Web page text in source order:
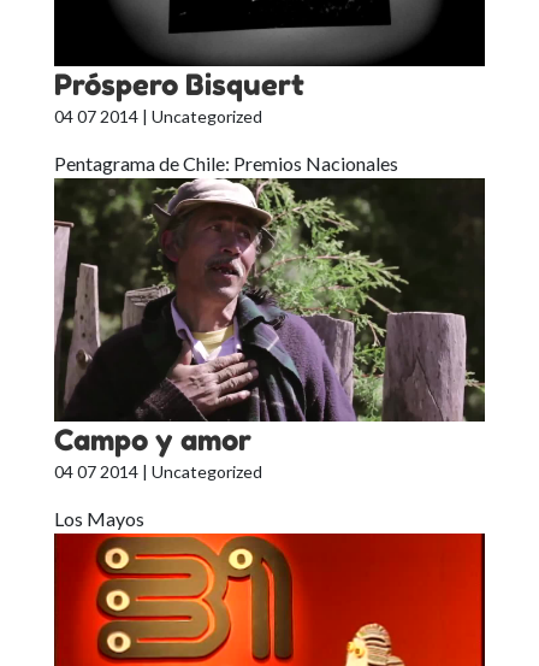
Próspero Bisquert
04 07 2014| Uncategorized
Pentagrama de Chile: Premios Nacionales
Campo y amor
04 07 2014| Uncategorized
Los Mayos